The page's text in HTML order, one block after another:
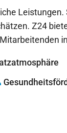
Z24